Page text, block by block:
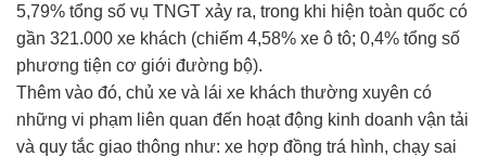
5,79% tổng số vụ TNGT xảy ra, trong khi hiện toàn quốc có
gần 321.000 xe khách (chiếm 4,58% xe ô tô; 0,4% tổng số
phương tiện cơ giới đường bộ).
Thêm vào đó, chủ xe và lái xe khách thường xuyên có
những vi phạm liên quan đến hoạt động kinh doanh vận tải
và quy tắc giao thông như: xe hợp đồng trá hình, chạy sai